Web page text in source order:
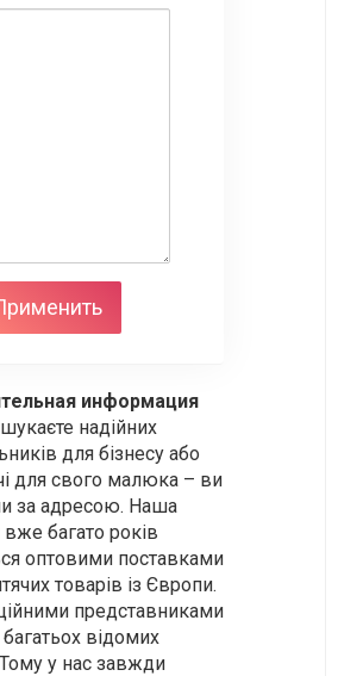
информация
надійних
для бізнесу або
для свого малюка – ви
за адресою. Наша
вже багато років
оптовими поставками
товарів із Європи.
представниками
багатьох відомих
у нас завжди